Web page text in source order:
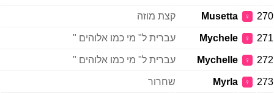
270
♀
Musetta קצת מוזה
271
♀
Mychele עברית ל" מי כמו אלוהים "
272
♀
Mychelle עברית ל" מי כמו אלוהים "
273
♀
Myrla שחרור